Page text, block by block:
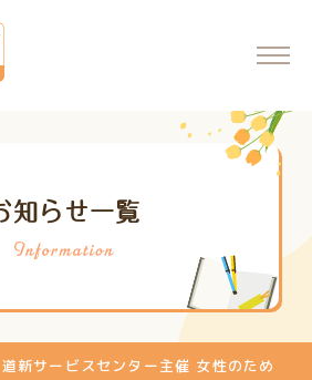
て
知らせ一覧
道新サービスセンター主催 女性のため